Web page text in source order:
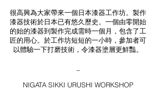
很高興為大家帶來一個日本漆器工作坊。製作
漆器技術於日本已有悠久歷史。一個由零開始
的始的漆器到製作完成需時一個月，包含了工
匠的用心。於工作坊短短的一小時，參加者可
以體驗一下打磨技術，令漆器塗層更鮮豔。
NIGATA SIKKI URUSHI WORKSHOP